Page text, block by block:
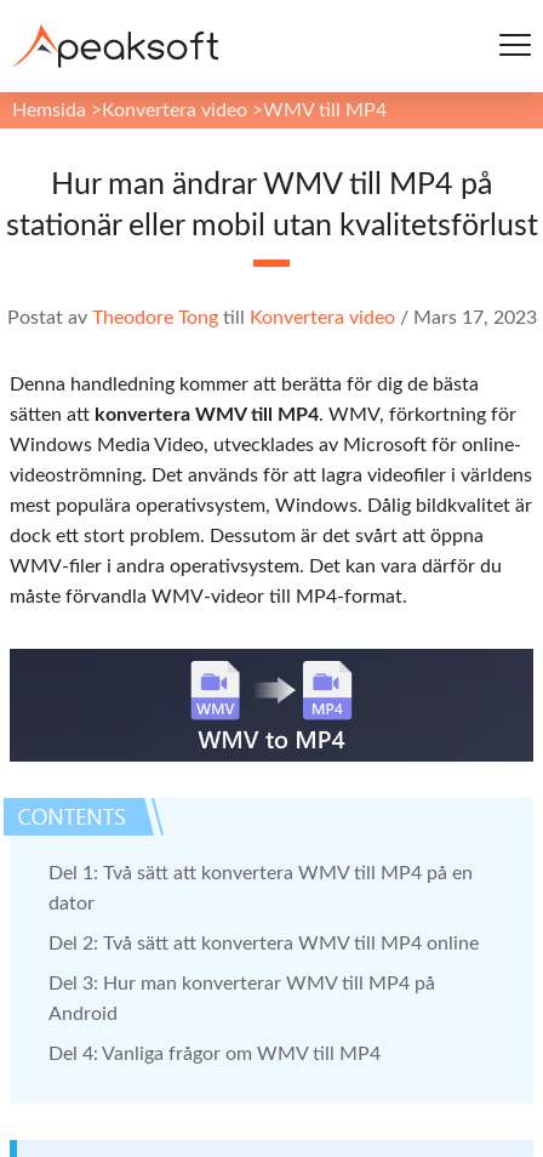
Hemsida > Konvertera video >WMV till MP4
Hur man ändrar WMV till MP4 på
stationär eller mobil utan kvalitetsförlust
Postat av Theodore Tongtill Konvertera video/ Mars 17, 2023
Denna handledning kommer att berätta för dig de bästa
sätten att konvertera WMV till MP4. WMV, förkortning för
Windows Media Video, utvecklades av Microsoft för online-
videoströmning. Det används för att lagra videofiler i världens
mest populära operativsystem, Windows. Dålig bildkvalitet är
dock ett stort problem. Dessutom är det svårt att öppna
WMV-filer i andra operativsystem. Det kan vara därför du
måste förvandla WMV-videor till MP4-format.
Del 1: Två sätt att konvertera WMV till MP4 på en
dator
Del 2: Två sätt att konvertera WMV till MP4 online
Del 3: Hur man konverterar WMV till MP4 på
Android
Del 4: Vanliga frågor om WMV till MP4